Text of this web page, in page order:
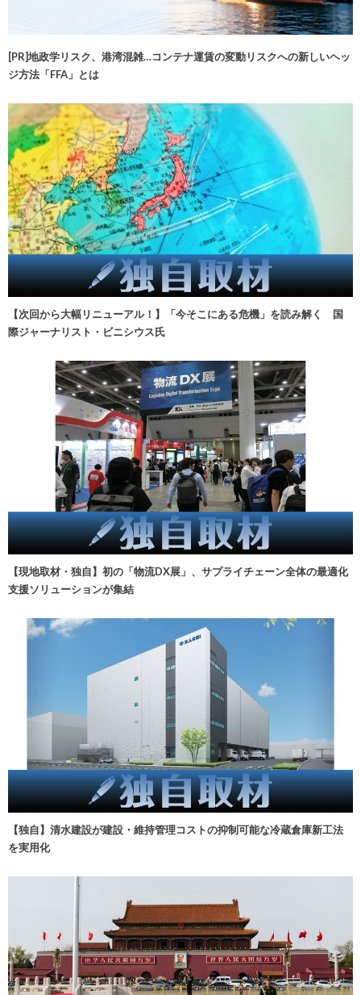
[PR]地政学リスク、港湾混雑…コンテナ運賃の変動リスクへの新しいヘッ
ジ方法「FFA」とは
【次回から大幅リニューアル！】「今そこにある危機」を読み解く 国
際ジャーナリスト・ビニシウス氏
【現地取材・独自】初の「物流DX展」、サプライチェーン全体の最適化
支援ソリューションが集結
【独自】清水建設が建設・維持管理コストの抑制可能な冷蔵倉庫新工法
を実用化